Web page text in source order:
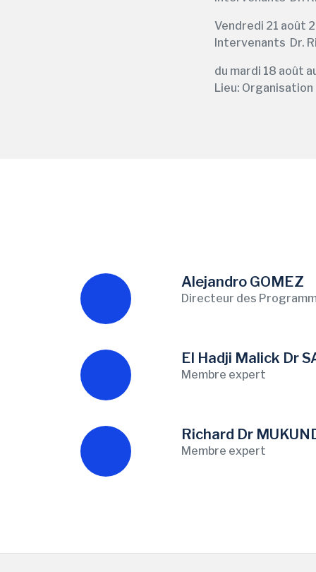
Vendredi 21 août
Intervenants Dr.
du mardi 18 août
Lieu:
Alejandro GOMEZ
Directeur des
El Hadji Malick Dr
Membre expert
Richard Dr
Membre expert